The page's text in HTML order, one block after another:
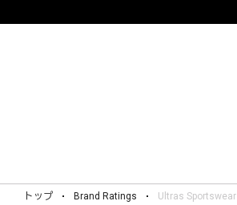
トップ Brand Ratings Ultras Sportswear